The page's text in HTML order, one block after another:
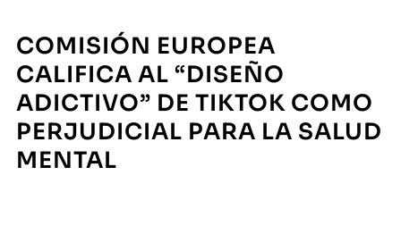
COMISIÓN EUROPEA
CALIFICA AL “DISEÑO
ADICTIVO” DE TIKTOK COMO
PERJUDICIAL PARA LA SALUD
MENTAL